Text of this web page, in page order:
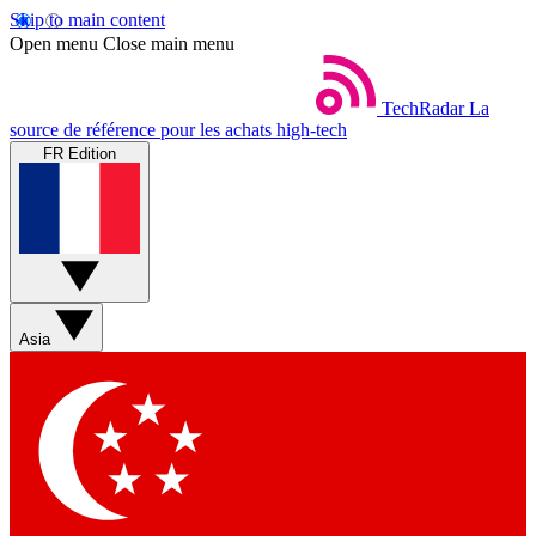
Skip to main content
Open menu Close main menu
TechRadar La
source de référence pour les achats high-tech
FR Edition
Asia